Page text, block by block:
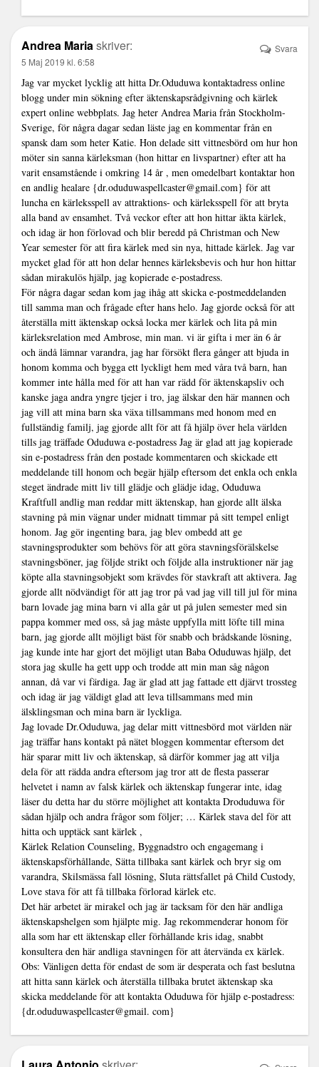
Andrea Mariaskriver:
5 Maj 2019 kl. 6:58
Jag var mycket lycklig att hitta Dr.Oduduwa kontaktadress online
blogg under min sökning efter äktenskapsrådgivning och kärlek
expert online webbplats. Jag heter Andrea Maria från Stockholm-
Sverige, för några dagar sedan läste jag en kommentar från en
spansk dam som heter Katie. Hon delade sitt vittnesbörd om hur hon
möter sin sanna kärleksman (hon hittar en livspartner) efter att ha
varit ensamstående i omkring 14 år , men omedelbart kontaktar hon
en andlig healare {dr.oduduwaspellcaster@gmail.com} för att
luncha en kärleksspell av attraktions- och kärleksspell för att bryta
alla band av ensamhet. Två veckor efter att hon hittar äkta kärlek,
och idag är hon förlovad och blir beredd på Christman och New
Year semester för att fira kärlek med sin nya, hittade kärlek. Jag var
mycket glad för att hon delar hennes kärleksbevis och hur hon hittar
sådan mirakulös hjälp, jag kopierade e-postadress.
För några dagar sedan kom jag ihåg att skicka e-postmeddelanden
till samma man och frågade efter hans helo. Jag gjorde också för att
återställa mitt äktenskap också locka mer kärlek och lita på min
kärleksrelation med Ambrose, min man. vi är gifta i mer än 6 år
och ändå lämnar varandra, jag har försökt flera gånger att bjuda in
honom komma och bygga ett lyckligt hem med våra två barn, han
kommer inte hålla med för att han var rädd för äktenskapsliv och
kanske jaga andra yngre tjejer i tro, jag älskar den här mannen och
jag vill att mina barn ska växa tillsammans med honom med en
fullständig familj, jag gjorde allt för att få hjälp över hela världen
tills jag träffade Oduduwa e-postadress Jag är glad att jag kopierade
sin e-postadress från den postade kommentaren och skickade ett
meddelande till honom och begär hjälp eftersom det enkla och enkla
steget ändrade mitt liv till glädje och glädje idag, Oduduwa
Kraftfull andlig man reddar mitt äktenskap, han gjorde allt älska
stavning på min vägnar under midnatt timmar på sitt tempel enligt
honom. Jag gör ingenting bara, jag blev ombedd att ge
stavningsprodukter som behövs för att göra stavningsförälskelse
stavningsböner, jag följde strikt och följde alla instruktioner när jag
köpte alla stavningsobjekt som krävdes för stavkraft att aktivera. Jag
gjorde allt nödvändigt för att jag tror på vad jag vill till jul för mina
barn lovade jag mina barn vi alla går ut på julen semester med sin
pappa kommer med oss, så jag måste uppfylla mitt löfte till mina
barn, jag gjorde allt möjligt bäst för snabb och brådskande lösning,
jag kunde inte har gjort det möjligt utan Baba Oduduwas hjälp, det
stora jag skulle ha gett upp och trodde att min man såg någon
annan, då var vi färdiga. Jag är glad att jag fattade ett djärvt trossteg
och idag är jag väldigt glad att leva tillsammans med min
älsklingsman och mina barn är lyckliga.
Jag lovade Dr.Oduduwa, jag delar mitt vittnesbörd mot världen när
jag träffar hans kontakt på nätet bloggen kommentar eftersom det
här sparar mitt liv och äktenskap, så därför kommer jag att vilja
dela för att rädda andra eftersom jag tror att de flesta passerar
helvetet i namn av falsk kärlek och äktenskap fungerar inte, idag
läser du detta har du större möjlighet att kontakta Droduduwa för
sådan hjälp och andra frågor som följer; … Kärlek stava del för att
hitta och upptäck sant kärlek ,
Kärlek Relation Counseling, Byggnadstro och engagemang i
äktenskapsförhållande, Sätta tillbaka sant kärlek och bryr sig om
varandra, Skilsmässa fall lösning, Sluta rättsfallet på Child Custody,
Love stava för att få tillbaka förlorad kärlek etc.
Det här arbetet är mirakel och jag är tacksam för den här andliga
äktenskapshelgen som hjälpte mig. Jag rekommenderar honom för
alla som har ett äktenskap eller förhållande kris idag, snabbt
konsultera den här andliga stavningen för att återvända ex kärlek.
Obs: Vänligen detta för endast de som är desperata och fast beslutna
att hitta sann kärlek och återställa tillbaka brutet äktenskap ska
skicka meddelande för att kontakta Oduduwa för hjälp e-postadress:
{dr.oduduwaspellcaster@gmail. com}
Svara